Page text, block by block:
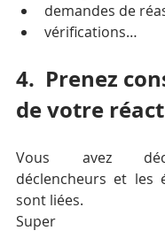
demandes de
vérifications…
4.  Prenez
de votre
Vous avez
déclencheurs et les
sont liées.
Super